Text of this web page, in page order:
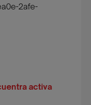
2afe-
activa